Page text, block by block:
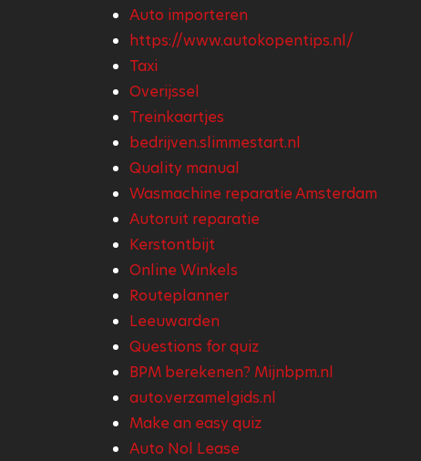
Auto importeren
https://www.autokopentips.nl/
Taxi
Overijssel
Treinkaartjes
bedrijven.slimmestart.nl
Quality manual
Wasmachine reparatie Amsterdam
Autoruit reparatie
Kerstontbijt
Online Winkels
Routeplanner
Leeuwarden
Questions for quiz
BPM berekenen? Mijnbpm.nl
auto.verzamelgids.nl
Make an easy quiz
Auto Nol Lease